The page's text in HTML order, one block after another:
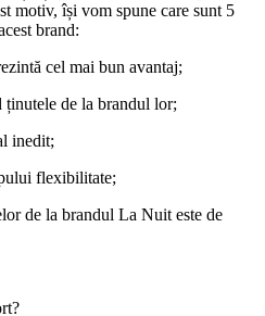
motiv, își vom spune care sunt 5
brand:
cel mai bun avantaj;
ținutele de la brandul lor;
inedit;
flexibilitate;
de la brandul La Nuit este de